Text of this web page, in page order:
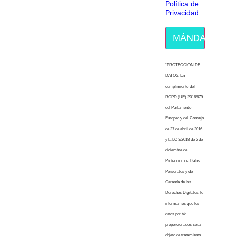
Política de
Privacidad
MÁNDAME
“PROTECCION DE
DATOS: En
cumplimiento del
RGPD (UE) 2016/679
del Parlamento
Europeo y del Consejo
de 27 de abril de 2016
y la LO 3/2018 de 5 de
diciembre de
Protección de Datos
Personales y de
Garantía de los
Derechos Digitales, le
informamos que los
datos por Vd.
proporcionados serán
objeto de tratamiento